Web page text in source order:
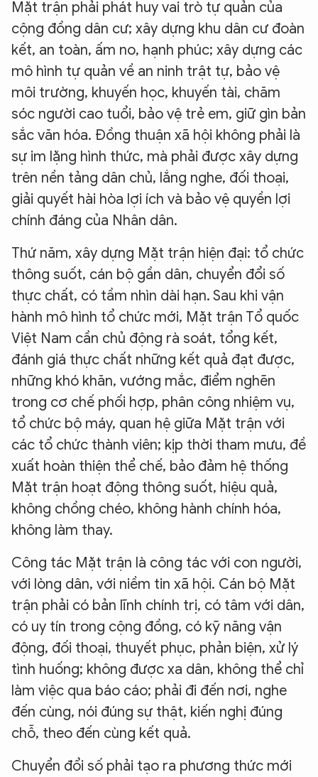
Mặt trận phải phát huy vai trò tự quản của
cộng đồng dân cư; xây dựng khu dân cư đoàn
kết, an toàn, ấm no, hạnh phúc; xây dựng các
mô hình tự quản về an ninh trật tự, bảo vệ
môi trường, khuyến học, khuyến tài, chăm
sóc người cao tuổi, bảo vệ trẻ em, giữ gìn bản
sắc văn hóa. Đồng thuận xã hội không phải là
sự im lặng hình thức, mà phải được xây dựng
trên nền tảng dân chủ, lắng nghe, đối thoại,
giải quyết hài hòa lợi ích và bảo vệ quyền lợi
chính đáng của Nhân dân.
Thứ năm, xây dựng Mặt trận hiện đại: tổ chức
thông suốt, cán bộ gần dân, chuyển đổi số
thực chất, có tầm nhìn dài hạn. Sau khi vận
hành mô hình tổ chức mới, Mặt trận Tổ quốc
Việt Nam cần chủ động rà soát, tổng kết,
đánh giá thực chất những kết quả đạt được,
những khó khăn, vướng mắc, điểm nghẽn
trong cơ chế phối hợp, phân công nhiệm vụ,
tổ chức bộ máy, quan hệ giữa Mặt trận với
các tổ chức thành viên; kịp thời tham mưu, đề
xuất hoàn thiện thể chế, bảo đảm hệ thống
Mặt trận hoạt động thông suốt, hiệu quả,
không chồng chéo, không hành chính hóa,
không làm thay.
Công tác Mặt trận là công tác với con người,
với lòng dân, với niềm tin xã hội. Cán bộ Mặt
trận phải có bản lĩnh chính trị, có tâm với dân,
có uy tín trong cộng đồng, có kỹ năng vận
động, đối thoại, thuyết phục, phản biện, xử lý
tình huống; không được xa dân, không thể chỉ
làm việc qua báo cáo; phải đi đến nơi, nghe
đến cùng, nói đúng sự thật, kiến nghị đúng
chỗ, theo đến cùng kết quả.
Chuyển đổi số phải tạo ra phương thức mới